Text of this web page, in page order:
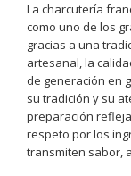
La charcutería
como uno de los
gracias a una
artesanal, la
de generación en
su tradición y su
preparación
respeto por los
transmiten sabor,